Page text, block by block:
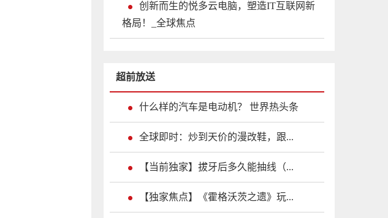
创新而生的悦多云电脑，塑造IT互联网新
格局！_全球焦点
超前放送
什么样的汽车是电动机？ 世界热头条
全球即时：炒到天价的漫改鞋，跟...
【当前独家】拔牙后多久能抽线（...
【独家焦点】《霍格沃茨之遗》玩...